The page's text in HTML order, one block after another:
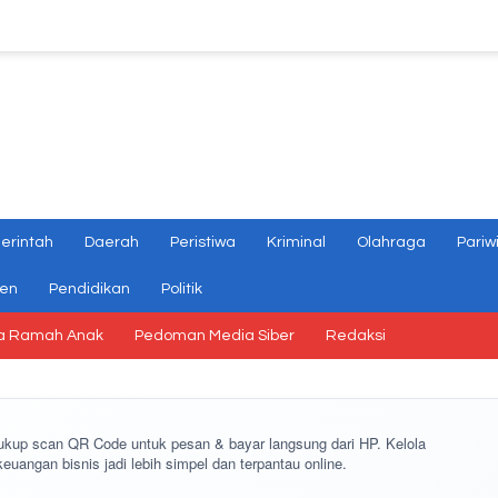
Daerah Peristiwa Kriminal Olahraga
Pendidikan Politik
Ramah Anak Pedoman Media Siber Redaksi
scan QR Code untuk pesan & bayar langsung dari HP. Kelola
bisnis jadi lebih simpel dan terpantau online.